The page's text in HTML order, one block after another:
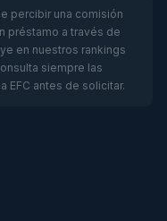
percibir una comisión
préstamo a través de
en nuestros rankings
siempre las
EFC antes de solicitar.